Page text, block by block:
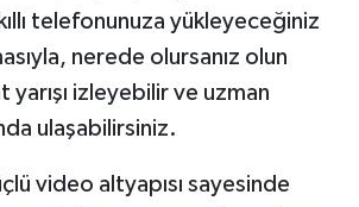
telefonunuza yükleyeceğiniz
nerede olursanız olun
yarışı izleyebilir ve uzman
ulaşabilirsiniz.
video altyapısı sayesinde